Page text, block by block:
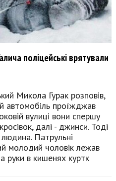
поліцейські врятували
Микола Гурак розповів,
автомобіль проїжджав
вулиці вони спершу
далі - джинси. Тоді
Патрульні
молодий чоловік лежав
руки в кишенях куртк